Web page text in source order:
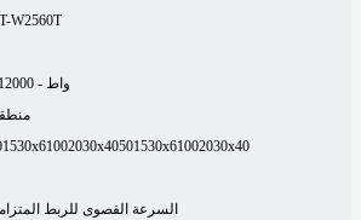
W2560T
3000 واط - 12000 واط
1530x61002030x40501530x61002030x40
السرعة القصوى للربط